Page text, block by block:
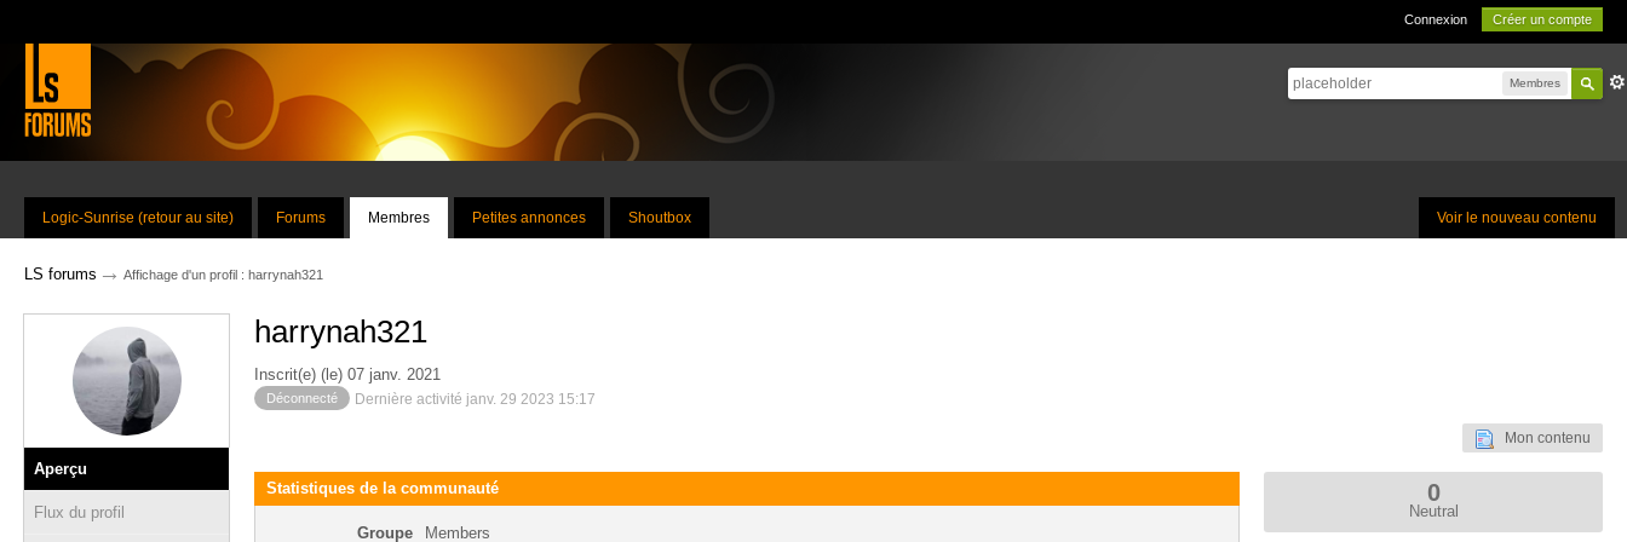
Connexion Créer un compte
Membres
Voir le nouveau contenu
Logic-Sunrise (retour au site) Forums Membres Petites annonces Shoutbox
LS forums → Affichage d'un profil : harrynah321
Aperçu
Flux du profil
harrynah321
Inscrit(e) (le) 07 janv. 2021
Déconnecté Dernière activité janv. 29 2023 15:17
Mon contenu
Statistiques de la communauté
Groupe Members
0
Neutral